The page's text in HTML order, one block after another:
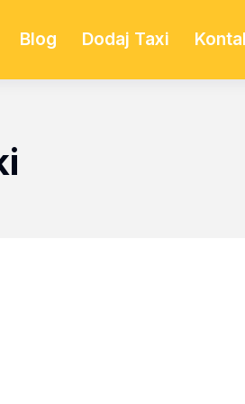
Blog Dodaj Taxi